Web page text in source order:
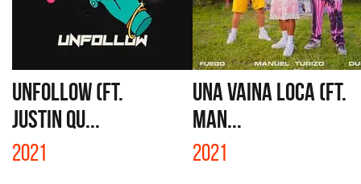
UNFOLLOW (FT.
JUSTIN QU...
2021
UNA VAINA LOCA (FT.
MAN...
2021